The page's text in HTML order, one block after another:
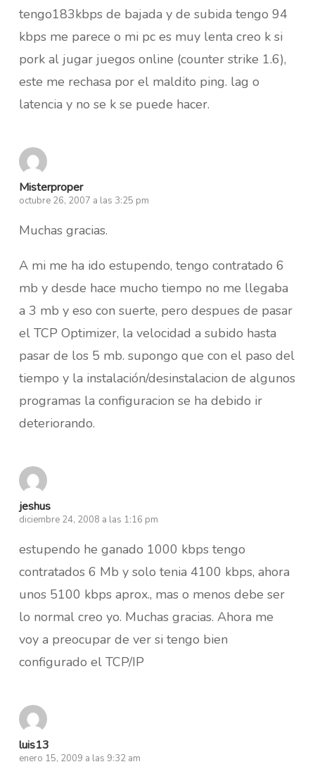
tengo183kbps de bajada y de subida tengo 94
kbps me parece o mi pc es muy lenta creo k si
pork al jugar juegos online (counter strike 1.6),
este me rechasa por el maldito ping. lag o
latencia y no se k se puede hacer.
Misterproper
octubre 26, 2007 a las 3:25 pm
Muchas gracias.
A mi me ha ido estupendo, tengo contratado 6
mb y desde hace mucho tiempo no me llegaba
a 3 mb y eso con suerte, pero despues de pasar
el TCP Optimizer, la velocidad a subido hasta
pasar de los 5 mb. supongo que con el paso del
tiempo y la instalación/desinstalacion de algunos
programas la configuracion se ha debido ir
deteriorando.
jeshus
diciembre 24, 2008 a las 1:16 pm
estupendo he ganado 1000 kbps tengo
contratados 6 Mb y solo tenia 4100 kbps, ahora
unos 5100 kbps aprox., mas o menos debe ser
lo normal creo yo. Muchas gracias. Ahora me
voy a preocupar de ver si tengo bien
configurado el TCP/IP
luis13
enero 15, 2009 a las 9:32 am